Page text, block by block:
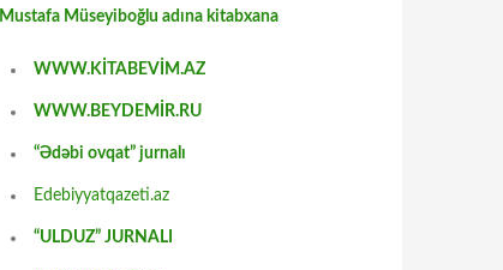
Mustafa Müseyiboğlu adına kitabxana
WWW.KİTABEVİM.AZ
WWW.BEYDEMİR.RU
“Ədəbi ovqat” jurnalı
Edebiyyatqazeti.az
“ULDUZ” JURNALI